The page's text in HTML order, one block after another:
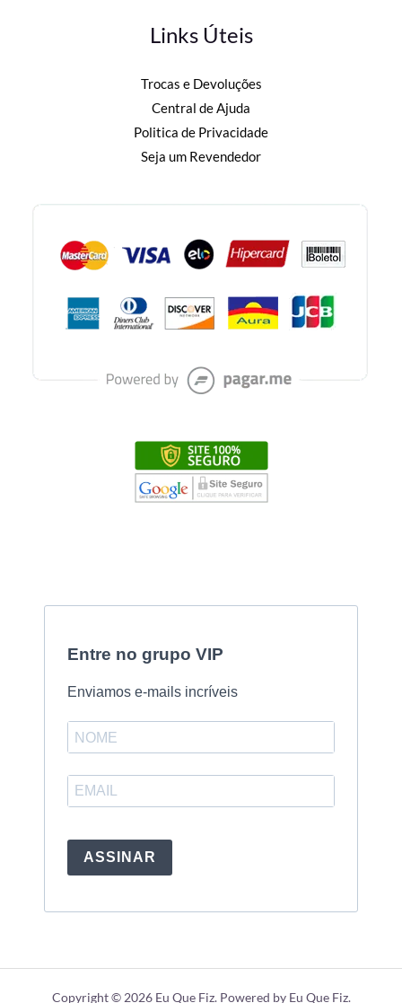
Links Úteis
Trocas e Devoluções
Central de Ajuda
Politica de Privacidade
Seja um Revendedor
Entre no grupo VIP
Enviamos e-mails incríveis
ASSINAR
Copyright © 2026 Eu Que Fiz. Powered by Eu Que Fiz.